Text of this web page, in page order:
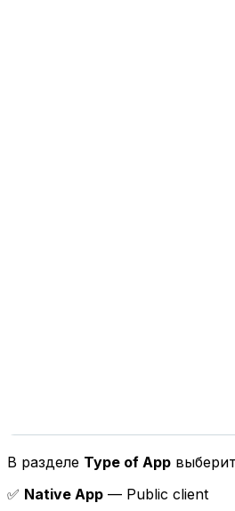
В разделе Type of App
✅ Native App — Public client